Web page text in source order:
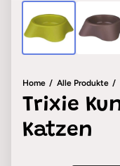
Home Alle Produkte
Trixie
Katzen